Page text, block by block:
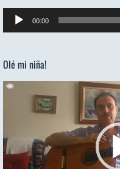
Reproductor
de
00:00
Olé mi niña!
Reproductor